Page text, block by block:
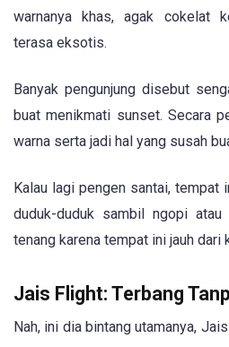
warnanya khas, agak cokelat
terasa eksotis.
Banyak pengunjung disebut
buat menikmati sunset. Secara
warna serta jadi hal yang susah
Kalau lagi pengen santai, tempat
duduk-duduk sambil ngopi atau
tenang karena tempat ini jauh dari
Jais Flight: Terbang
Nah, ini dia bintang utamanya,